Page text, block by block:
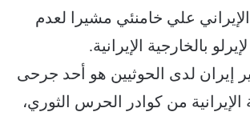
علي خامنئي مشيرا لعدم
بالخارجية الإيرانية.
إيران لدى الحوثيين هو أحد جرحى
الإيرانية من كوادر الحرس الثوري،